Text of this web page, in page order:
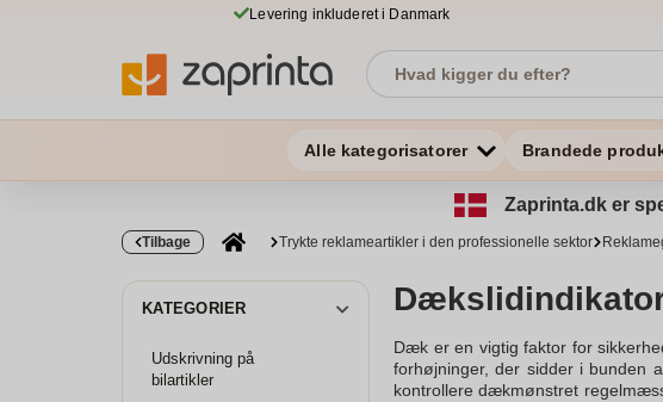
Levering inkluderet i Danmark
Alle kategorisatorer Brandede
Zaprinta.dk er
Tilbage Trykte reklameartikler i den professionelle sektor
KATEGORIER
Udskrivning på
bilartikler
Dæk er en vigtig faktor for
forhøjninger, der sidder i bunden
kontrollere dækmønstret